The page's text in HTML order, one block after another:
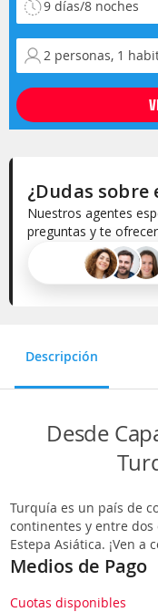
Selecciona la ocupación
¿Dudas sobre
Nuestros agentes
preguntas y te
Descripción
Desde
Turquía es un país de
continentes y entre
Estepa Asiática. ¡Ven
Medios de Pago
Cuotas disponibles